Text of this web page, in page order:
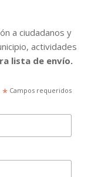
a ciudadanos y
actividades
lista de envío.
*Campos requeridos